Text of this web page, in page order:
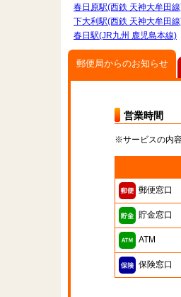
春日原駅(西鉄 天神大牟田
下大利駅(西鉄 天神大牟田
春日駅(JR九州 鹿児島本線)
郵便局からのお知らせ
営業時間
※サービスの内
郵便窓口
貯金窓口
ATM
保険窓口